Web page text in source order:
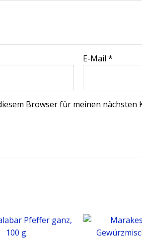
E-Mail*
Browser für meinen nächsten